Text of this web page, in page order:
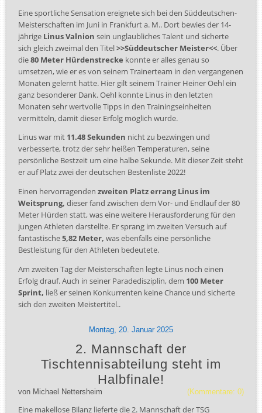
Eine sportliche Sensation ereignete sich bei den Süddeutschen-
Meisterschaften im Juni in Frankfurt a. M.. Dort bewies der 14-
jährige Linus Valnion sein unglaubliches Talent und sicherte
sich gleich zweimal den Titel>>Süddeutscher Meister<<. Über
die80 Meter Hürdenstrecke konnte er alles genau so
umsetzen, wie er es von seinem Trainerteam in den vergangenen
Monaten gelernt hatte. Hier gilt seinem Trainer Heiner Oehl ein
ganz besonderer Dank. Oehl konnte Linus in den letzten
Monaten sehr wertvolle Tipps in den Trainingseinheiten
vermitteln, damit dieser Erfolg möglich wurde.
Linus war mit 11.48 Sekunden nicht zu bezwingen und
verbesserte, trotz der sehr heißen Temperaturen, seine
persönliche Bestzeit um eine halbe Sekunde. Mit dieser Zeit steht
er auf Platz zwei der deutschen Bestenliste 2022!
Einen hervorragendenzweiten Platz errang Linus im
Weitsprung, dieser fand zwischen dem Vor- und Endlauf der 80
Meter Hürden statt, was eine weitere Herausforderung für den
jungen Athleten darstellte. Er sprang im zweiten Versuch auf
fantastische5,82 Meter, was ebenfalls eine persönliche
Bestleistung für den Athleten bedeutete.
Am zweiten Tag der Meisterschaften legte Linus noch einen
Erfolg drauf. Auch in seiner Paradedisziplin, dem 100 Meter
Sprint, ließ er seinen Konkurrenten keine Chance und sicherte
sich den zweiten Meistertitel..
Montag, 20. Januar 2025
2. Mannschaft der
Tischtennisabteilung steht im
Halbfinale!
von Michael Nettersheim (Kommentare: 0)
Eine makellose Bilanz lieferte die 2. Mannschaft der TSG